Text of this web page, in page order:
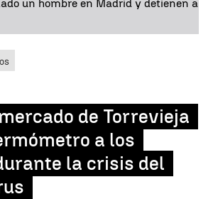
un hombre en Madrid y detienen a
de Torrevieja
a los
la crisis del